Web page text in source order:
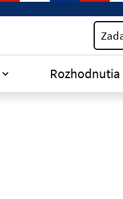
Rozhodnutia